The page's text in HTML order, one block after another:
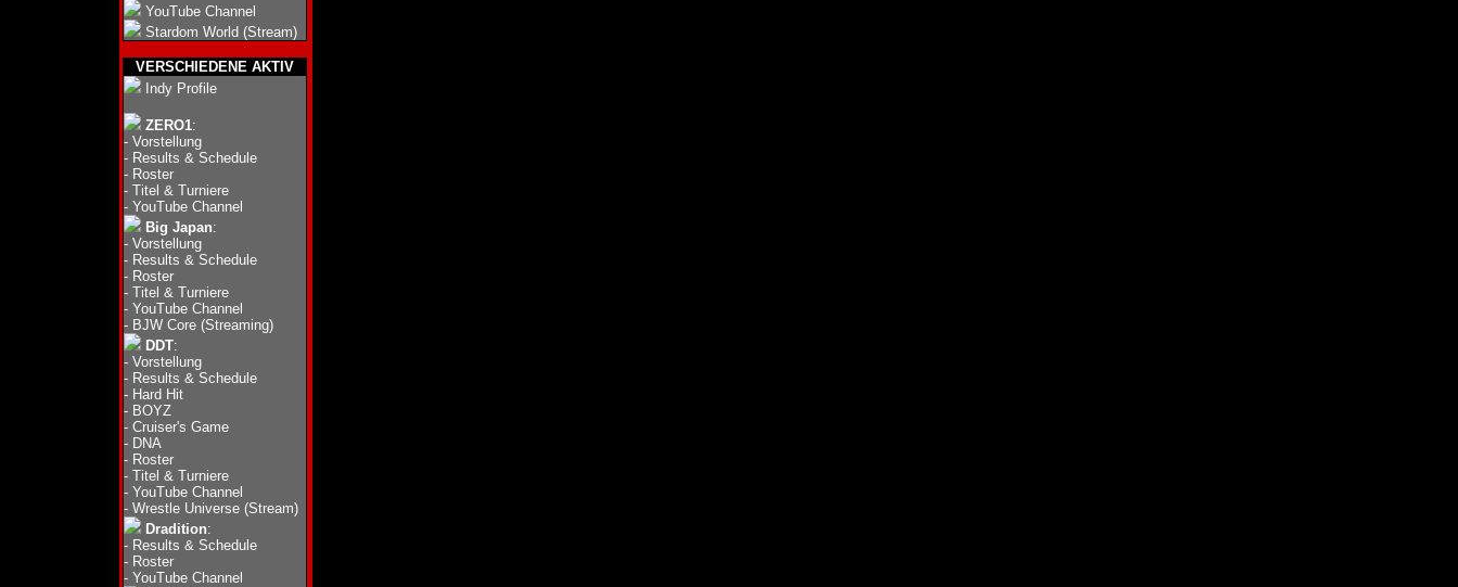
YouTube Channel
Stardom World (Stream)
VERSCHIEDENE AKTIV
Indy Profile
ZERO1:
- Vorstellung
- Results & Schedule
- Roster
- Titel & Turniere
- YouTube Channel
Big Japan:
- Vorstellung
- Results & Schedule
- Roster
- Titel & Turniere
- YouTube Channel
- BJW Core (Streaming)
DDT:
- Vorstellung
- Results & Schedule
- Hard Hit
- BOYZ
- Cruiser's Game
- DNA
- Roster
- Titel & Turniere
- YouTube Channel
- Wrestle Universe (Stream)
Dradition:
- Results & Schedule
- Roster
- YouTube Channel